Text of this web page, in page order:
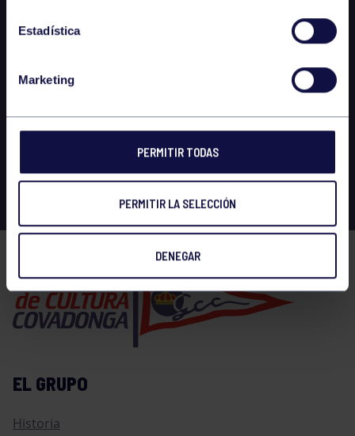
Estadística
Marketing
PERMITIR TODAS
PERMITIR LA SELECCIÓN
DENEGAR
EL GRUPO
Historia